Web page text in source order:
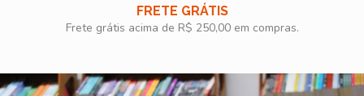
FRETE GRÁTIS
Frete grátis acima de R$ 250,00 em compras.